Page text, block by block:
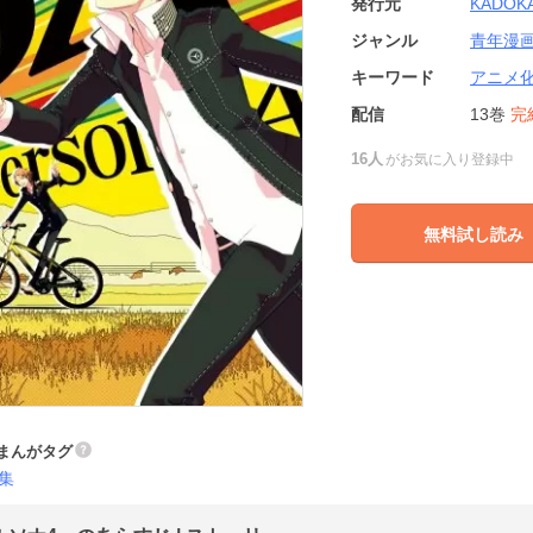
発行元
ジャンル
青年漫
キーワード
アニメ
配信
13巻 完
16人 がお気に入り登録中
無料試し読み
んがタグ